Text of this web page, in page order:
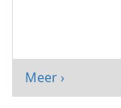
Meer ›